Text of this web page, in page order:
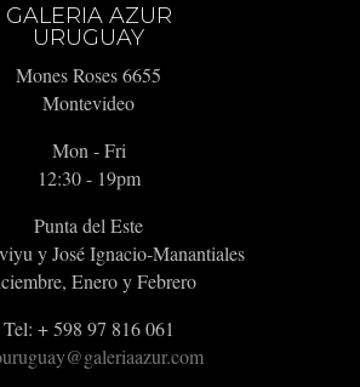
GALERIA AZUR
URUGUAY
Mones Roses 6655
Montevideo
Mon - Fri
12:30 - 19pm
Punta del Este
y José Ignacio-Manantiales
Enero y Febrero
Tel: + 598 97 816 061